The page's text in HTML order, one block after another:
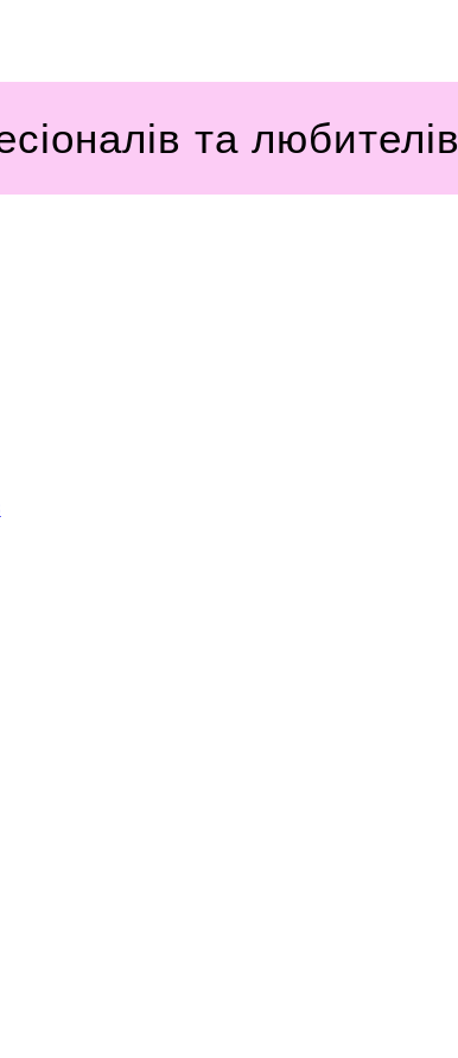
та любителів